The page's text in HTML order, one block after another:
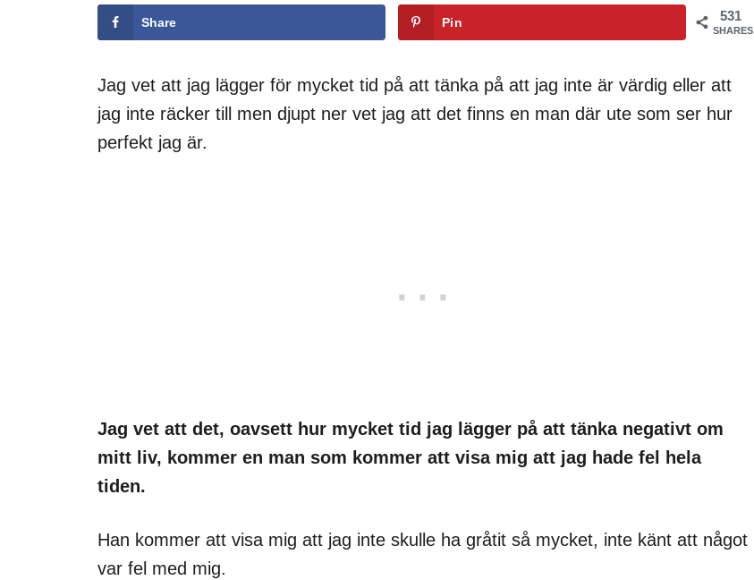
531
SHARES
Share Pin
Jag vet att jag lägger för mycket tid på att tänka på att jag inte är värdig eller att
jag inte räcker till men djupt ner vet jag att det finns en man där ute som ser hur
perfekt jag är.
Jag vet att det, oavsett hur mycket tid jag lägger på att tänka negativt om
mitt liv, kommer en man som kommer att visa mig att jag hade fel hela
tiden.
Han kommer att visa mig att jag inte skulle ha gråtit så mycket, inte känt att något
var fel med mig.